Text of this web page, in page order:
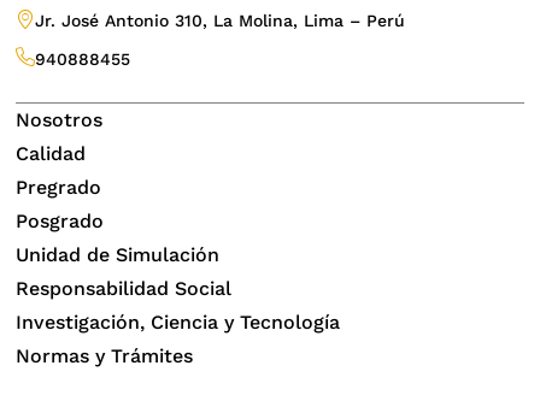
Jr. José Antonio 310, La Molina, Lima – Perú
940888455
Nosotros
Calidad
Pregrado
Posgrado
Unidad de Simulación
Responsabilidad Social
Investigación, Ciencia y Tecnología
Normas y Trámites